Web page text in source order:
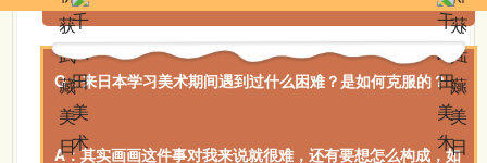
Q：来日本学习美术期间遇到过什么困难？是如何克服的？
A：其实画画这件事对我来说就很难，还有要想怎么构成，如